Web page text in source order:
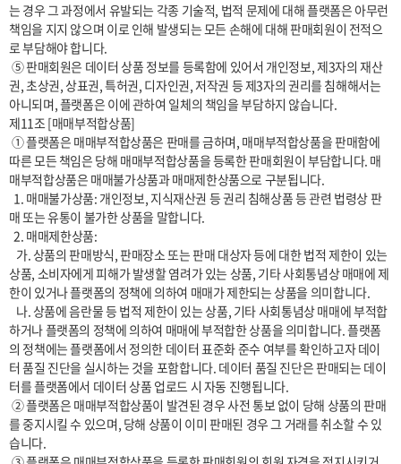
는 경우 그 과정에서 유발되는 각종 기술적, 법적 문제에 대해 플랫폼은 아무런
책임을 지지 않으며 이로 인해 발생되는 모든 손해에 대해 판매회원이 전적으
로 부담해야 합니다.
권, 초상권, 상표권, 특허권, 디자인권, 저작권 등 제3자의 권리를 침해해서는
아니되며, 플랫폼은 이에 관하여 일체의 책임을 부담하지 않습니다.
제11조 [매매부적합상품]
따른 모든 책임은 당해 매매부적합상품을 등록한 판매회원이 부담합니다. 매
매부적합상품은 매매불가상품과 매매제한상품으로 구분됩니다.
매 또는 유통이 불가한 상품을 말합니다.
  2. 매매제한상품:
상품, 소비자에게 피해가 발생할 염려가 있는 상품, 기타 사회통념상 매매에 제
한이 있거나 플랫폼의 정책에 의하여 매매가 제한되는 상품을 의미합니다.
하거나 플랫폼의 정책에 의하여 매매에 부적합한 상품을 의미합니다. 플랫폼
의 정책에는 플랫폼에서 정의한 데이터 표준화 준수 여부를 확인하고자 데이
터 품질 진단을 실시하는 것을 포함합니다. 데이터 품질 진단은 판매되는 데이
터를 플랫폼에서 데이터 상품 업로드 시 자동 진행됩니다.
를 중지시킬 수 있으며, 당해 상품이 이미 판매된 경우 그 거래를 취소할 수 있
습니다.